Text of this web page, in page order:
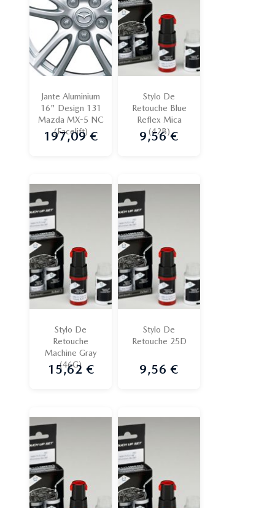
Jante Aluminium
16" Design 131
Mazda MX-5 NC
(Facelift)
Prix
197,09 €
Stylo De
Retouche Blue
Reflex Mica
(42B)
Prix
9,56 €
Stylo De
Retouche
Machine Gray
(46G)
Prix
15,62 €
Promo !
Stylo De
Retouche 25D
Prix
9,56 €